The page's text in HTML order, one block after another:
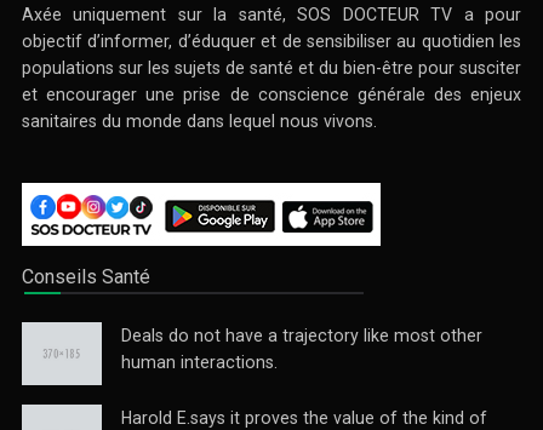
Axée uniquement sur la santé, SOS DOCTEUR TV a pour
objectif d’informer, d’éduquer et de sensibiliser au quotidien les
populations sur les sujets de santé et du bien-être pour susciter
et encourager une prise de conscience générale des enjeux
sanitaires du monde dans lequel nous vivons.
Conseils Santé
Deals do not have a trajectory like most other
human interactions.
Harold E.says it proves the value of the kind of